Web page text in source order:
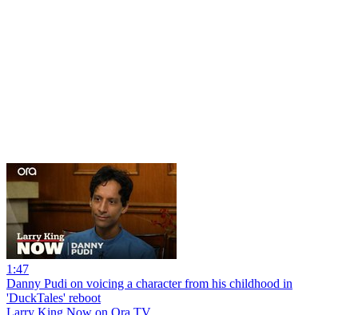
1:47
Danny Pudi on voicing a character from his childhood in
'DuckTales' reboot